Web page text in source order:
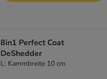
8in1 Perfect Coat
DeShedder
L: Kammbreite 10 cm